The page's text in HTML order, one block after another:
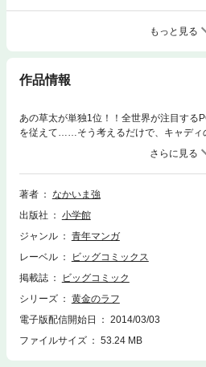
もっと見る
作品情報
あの草太が単独1位！！全世界が注目する
を従えて……そう考えるだけで、キャディ
でもプレッシャーを感じるこんな場面な
でノープロブレム状態！！でも、ホントに
著者
なかいま強
出版社
小学館
ジャンル
青年マンガ
レーベル
ビッグコミックス
掲載誌
ビッグコミック
シリーズ
黄金のラフ
電子版配信開始日
2014/03/03
ファイルサイズ
53.24 MB